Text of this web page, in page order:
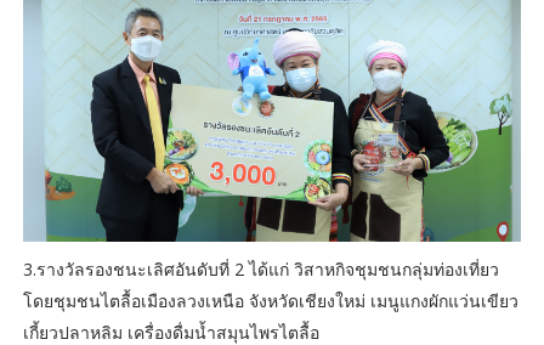
3.รางวัลรองชนะเลิศอันดับที่ 2 ได้แก่ วิสาหกิจชุมชนกลุ่มท่องเที่ยว
โดยชุมชนไตลื้อเมืองลวงเหนือ จังหวัดเชียงใหม่ เมนูแกงผักแว่นเขียว
เกี้ยวปลาหลิม เครื่องดื่มน้ำสมุนไพรไตลื้อ